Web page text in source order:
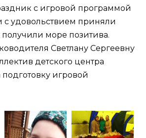
с игровой программой
с удовольствием приняли
получили море позитива.
Светлану Сергеевну
детского центра
игровой